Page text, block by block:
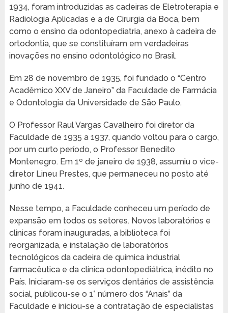
1934, foram introduzidas as cadeiras de Eletroterapia e
Radiologia Aplicadas e a de Cirurgia da Boca, bem
como o ensino da odontopediatria, anexo à cadeira de
ortodontia, que se constituíram em verdadeiras
inovações no ensino odontológico no Brasil.
Em 28 de novembro de 1935, foi fundado o “Centro
Acadêmico XXV de Janeiro” da Faculdade de Farmácia
e Odontologia da Universidade de São Paulo.
O Professor Raul Vargas Cavalheiro foi diretor da
Faculdade de 1935 a 1937, quando voltou para o cargo,
por um curto período, o Professor Benedito
Montenegro. Em 1º de janeiro de 1938, assumiu o vice-
diretor Lineu Prestes, que permaneceu no posto até
junho de 1941.
Nesse tempo, a Faculdade conheceu um período de
expansão em todos os setores. Novos laboratórios e
clinicas foram inauguradas, a biblioteca foi
reorganizada, e instalação de laboratórios
tecnológicos da cadeira de química industrial
farmacêutica e da clínica odontopediátrica, inédito no
País. Iniciaram-se os serviços dentários de assistência
social, publicou-se o 1° número dos “Anais” da
Faculdade e iniciou-se a contratação de especialistas